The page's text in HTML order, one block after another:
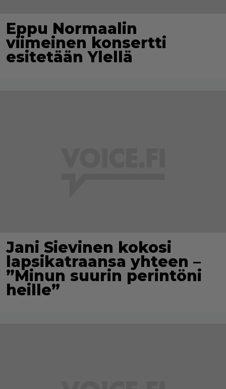
Eppu Normaalin
viimeinen konsertti
esitetään Ylellä
Jani Sievinen kokosi
lapsikatraansa yhteen –
”Minun suurin perintöni
heille”